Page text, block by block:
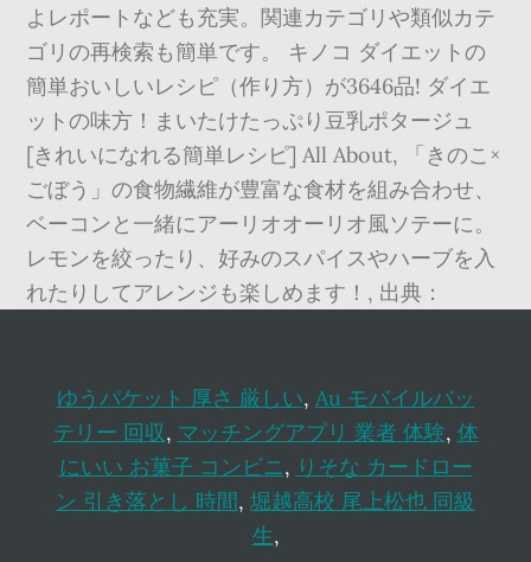
よレポートなども充実。関連カテゴリや類似カテ
ゴリの再検索も簡単です。 キノコ ダイエットの
簡単おいしいレシピ（作り方）が3646品! ダイエ
ットの味方！まいたけたっぷり豆乳ポタージュ
[きれいになれる簡単レシピ] All About, 「きのこ×
ごぼう」の食物繊維が豊富な食材を組み合わせ、
ベーコンと一緒にアーリオオーリオ風ソテーに。
レモンを絞ったり、好みのスパイスやハーブを入
れたりしてアレンジも楽しめます！, 出典：
ゆうパケット 厚さ 厳しい, Au モバイルバッ
テリー 回収, マッチングアプリ 業者 体験, 体
にいい お菓子 コンビニ, りそな カードロー
ン 引き落とし 時間, 堀越高校 尾上松也 同級
生,